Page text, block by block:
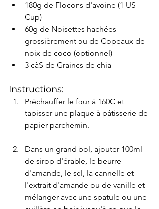
180g de Flocons d'avoine (1 US
Cup)
60g de Noisettes hachées
grossièrement ou de Copeaux de
noix de coco (optionnel)
3 càS de Graines de chia
Instructions:
Préchauffer le four à 160C et
tapisser une plaque à pâtisserie de
papier parchemin.
Dans un grand bol, ajouter 100ml
de sirop d'érable, le beurre
d'amande, le sel, la cannelle et
l'extrait d'amande ou de vanille et
mélanger avec une spatule ou une